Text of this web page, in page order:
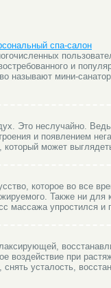
спа-салон
и
называют мини-
Это неслучайно.
и появлением
может
которое во все
Также ни для
массажа упростился
воздействие при
усталость,